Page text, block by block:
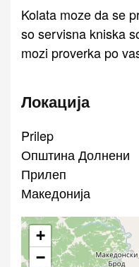
Kolata moze da se
so servisna kniska
mozi proverka po
Локација
Prilep
Општина Долнени
Прилеп
Македонија
+
−